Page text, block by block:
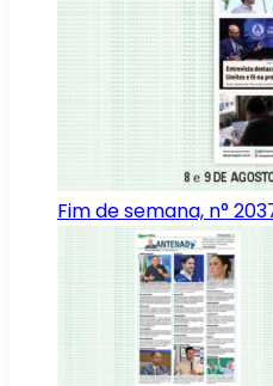
Fim de semana, n°